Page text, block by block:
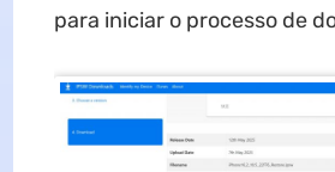
para iniciar o processo de